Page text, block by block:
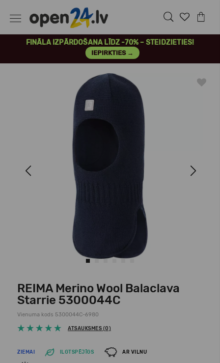
FINĀLA IZPĀRDOŠANA LĪDZ -70% – STEIDZIETIES!
IEPIRKTIES →
Next
REIMA Merino Wool Balaclava
Starrie 5300044C
Vienuma kods 5300044C-6980
ATSAUKSMES (0)
ZIEMAI ILGTSPĒJĪGS AR VILNU